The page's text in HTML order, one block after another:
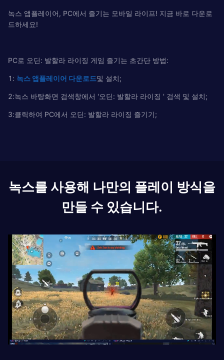
녹스 앱플레이어, PC에서 즐기는 모바일 라이프! 지금 바로 다운로
드하세요!
PC로 오딘: 발할라 라이징 게임 즐기는 초간단 방법:
1: 녹스 앱플레이어 다운로드및 설치;
2:녹스 바탕화면 검색창에서 '오딘: 발할라 라이징 ' 검색 및 설치;
3:클릭하여 PC에서 오딘: 발할라 라이징 즐기기;
녹스를 사용해 나만의 플레이 방식을
만들 수 있습니다.